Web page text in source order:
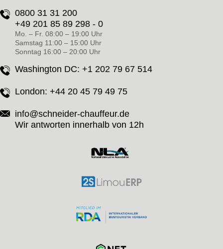
0800 31 31 200
+49 201 85 89 298 - 0
Mo. – Fr. 08:00 – 19:00 Uhr
Samstag 11:00 – 15:00 Uhr
Sonntag 16:00 – 20:00 Uhr
Washington DC: +1 202 79 67 514
London: +44 20 45 79 49 75
info@schneider-chauffeur.de
Wir antworten innerhalb von 12h